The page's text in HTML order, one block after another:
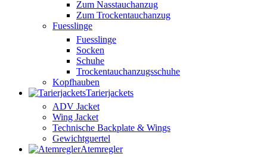
Zum Nasstauchanzug
Zum Trockentauchanzug
Fuesslinge
Fuesslinge
Socken
Schuhe
Trockentauchanzugsschuhe
Kopfhauben
Tarierjackets
ADV Jacket
Wing Jacket
Technische Backplate & Wings
Gewichtguertel
Atemregler